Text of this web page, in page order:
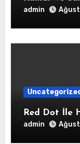
admin
Red Dot İle
admin